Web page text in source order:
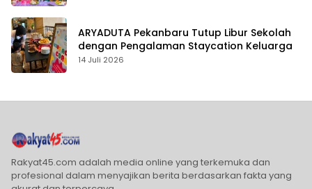
ARYADUTA Pekanbaru Tutup Libur Sekolah
dengan Pengalaman Staycation Keluarga
14 Juli 2026
Rakyat45.com adalah media online yang terkemuka dan
profesional dalam menyajikan berita berdasarkan fakta yang